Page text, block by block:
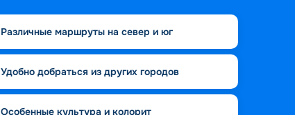
Различные маршруты на север и юг
Удобно добраться из других городов
Особенные культура и колорит